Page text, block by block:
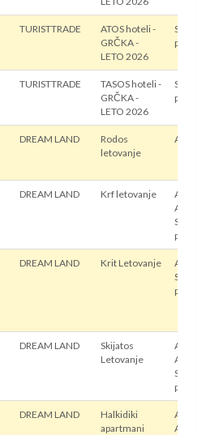
TURISTTRADE
ATOS hoteli -
GRČKA -
LETO 2026
prevoz
TURISTTRADE
TASOS hoteli -
GRČKA -
LETO 2026
prevoz
DREAM LAND
Rodos
letovanje
Avion
DREAM LAND Krf letovanje
Avion,
prevoz
DREAM LAND Krit Letovanje
Avion,
prevoz
DREAM LAND
Skijatos
Letovanje
Avion,
prevoz
DREAM LAND
Halkidiki
apartmani
Avion,